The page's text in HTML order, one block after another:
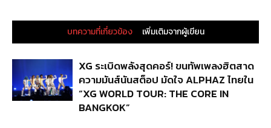
บทความที่เกี่ยวข้อง เพิ่มเติมจากผู้เขียน
XG ระเบิดพลังสุดคอร์! ขนทัพเพลงฮิตสาด
ความมันส์นันสต็อป มัดใจ ALPHAZ ไทยใน
“XG WORLD TOUR: THE CORE IN
BANGKOK”